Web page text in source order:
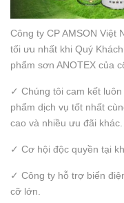
Công ty CP AMSON Việt
tối ưu nhất khi Quý
phẩm sơn ANOTEX của
✓ Chúng tôi cam kết
phẩm dịch vụ tốt nhất
cao và nhiều ưu đãi khác.
✓ Cơ hội độc quyền tại
✓ Công ty hỗ trợ biển
cỡ lớn.